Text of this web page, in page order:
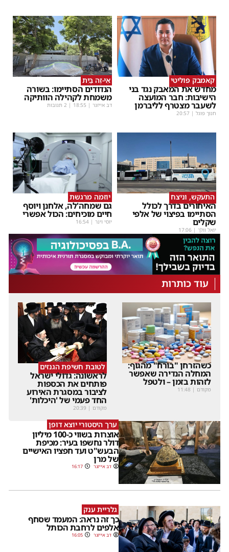
קאמבק פוליטי
מחדש את המאבק נגד בני
הישיבות: חבר המועצה
לשעבר מצטרף לליברמן
חנוך פוגל |
20:57
אֵי-זֶה בַּיִת
הנדודים הסתיימו: בשורה
משמחת לקהילה הוותיקה
דב אייזנר |
18:55 | 2 תגובות
התעקש, וניצח
האיחורים בדרך לכולל
הסתיימו בפיצוי של אלפי
שקלים
יואל וולך |
17:06
יוזמה מרגשת
גם שמחה'לה, אלחנן ויוסף
חיים מוכיחים: הכול אפשרי
יוסי וינר |
16:54
עוד כותרות
כשהזרחן "בורח" מהגוף:
המחלה הנדירה שאפשר
לזהות בזמן – ולטפל
מקודם |
11:48
לטובת חשיפת הגנזים
לראשונה: גדולי ישראל
פותחים את הכספות
לציבור במסגרת האירוע
החד פעמי של 'היכלות'
מקודם |
20:39
ערך היסטורי יוצא דופן
אוצרות בשווי כ-100 מיליון
דולר נחשפו בעיר: מכיפת
הבעש"ט ועד חפציו האישיים
של מרן
דב אייזנר 16:17
גלריית ענק
כך זה נראה: המעמד שסחף
אלפים לרחבת הכותל
דב אייזנר 16:05